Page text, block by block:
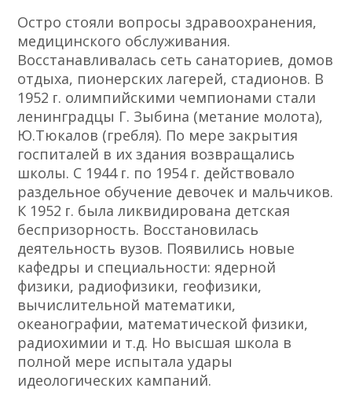
Остро стояли вопросы здравоохранения,
медицинского обслуживания.
Восстанавливалась сеть санаториев, домов
отдыха, пионерских лагерей, стадионов. В
1952 ᴦ. олимпийскими чемпионами стали
ленинградцы Г. Зыбина (метание молота),
Ю.Тюкалов (гребля). По мере закрытия
госпиталей в их здания возвращались
школы. С 1944 ᴦ. по 1954 ᴦ. действовало
раздельное обучение девочек и мальчиков.
К 1952 ᴦ. была ликвидирована детская
беспризорность. Восстановилась
деятельность вузов. Появились новые
кафедры и специальности: ядерной
физики, радиофизики, геофизики,
вычислительной математики,
океанографии, математической физики,
радиохимии и т.д. Но высшая школа в
полной мере испытала удары
идеологических кампаний.